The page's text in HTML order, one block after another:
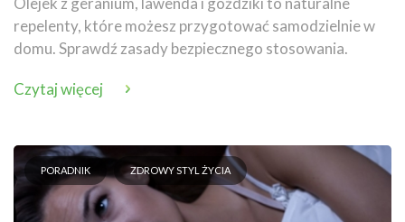
repelenty, które możesz przygotować samodzielnie w
domu. Sprawdź zasady bezpiecznego stosowania.
Czytaj więcej
PORADNIK ZDROWY STYL ŻYCIA